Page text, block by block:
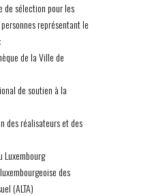
de sélection pour les
représentant le
de la Ville de
de soutien à la
des réalisateurs et des
Luxembourg
des
(ALTA)